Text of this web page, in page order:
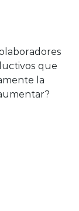
que
la